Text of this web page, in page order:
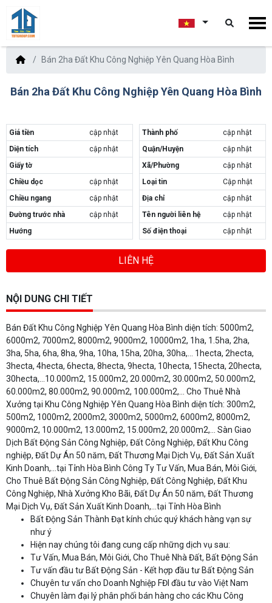
Bán 2ha Đất Khu Công Nghiệp Yên Quang Hòa Bình
Bán 2ha Đất Khu Công Nghiệp Yên Quang Hòa Bình
Giá tiền
cập nhật
Diện tích
cập nhật
Giấy tờ
Chiều dọc
cập nhật
Chiều ngang
cập nhật
Đường trước nhà
cập nhật
Hướng
Thành phố
cập nhật
Quận/Huyện
cập nhật
Xã/Phường
cập nhật
Loại tin
Cập nhật
Địa chỉ
cập nhật
Tên người liên hệ
cập nhật
Số điện thoại
cập nhật
LIÊN HỆ
NỘI DUNG CHI TIẾT
Bán Đất Khu Công Nghiệp Yên Quang Hòa Bình diện tích: 5000m2,
6000m2, 7000m2, 8000m2, 9000m2, 10000m2, 1ha, 1.5ha, 2ha,
3ha, 5ha, 6ha, 8ha, 9ha, 10ha, 15ha, 20ha, 30ha,… 1hecta, 2hecta,
3hecta, 4hecta, 6hecta, 8hecta, 9hecta, 10hecta, 15hecta, 20hecta,
30hecta,…10.000m2, 15.000m2, 20.000m2, 30.000m2, 50.000m2,
60.000m2, 80.000m2, 90.000m2, 100.000m2,... Cho Thuê Nhà
Xưởng tại Khu Công Nghiệp Yên Quang Hòa Bình diện tích: 300m2,
500m2, 1000m2, 2000m2, 3000m2, 5000m2, 6000m2, 8000m2,
9000m2, 10.000m2, 13.000m2, 15.000m2, 20.000m2,… Sàn Giao
Dịch Bất Động Sản Công Nghiệp, Đất Công Nghiệp, Đất Khu Công
nghiệp, Đất Dự Án 50 năm, Đất Thương Mại Dịch Vụ, Đất Sản Xuất
Kinh Doanh,...tại Tỉnh Hòa Bình Công Ty Tư Vấn, Mua Bán, Môi Giới,
Cho Thuê Bất Động Sản Công Nghiệp, Đất Công Nghiệp, Đất Khu
Công Nghiệp, Nhà Xưởng Kho Bãi, Đất Dự Án 50 năm, Đất Thương
Mại Dịch Vụ, Đất Sản Xuất Kinh Doanh,...tại Tỉnh Hòa Bình
Bất Động Sản Thành Đạt kính chúc quý khách hàng vạn sự
như ý
Hiện nay chúng tôi đang cung cấp những dịch vụ sau:
Tư Vấn, Mua Bán, Môi Giới, Cho Thuê Nhà Đất, Bất Động Sản
Tư vấn đầu tư Bất Động Sản - Kết hợp đầu tư Bất Động Sản
Chuyên tư vấn cho Doanh Nghiệp FĐI đầu tư vào Việt Nam
Chuyên làm đại lý phân phối bán hàng cho các Khu Công